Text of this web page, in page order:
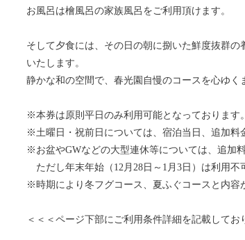
お風呂は檜風呂の家族風呂をご利用頂けます。
そして夕食には、その日の朝に捌いた鮮度抜群
いたします。
静かな和の空間で、春光園自慢のコースを心ゆく
※本券は原則平日のみ利用可能となっております。
※土曜日・祝前日については、宿泊当日、追加料
※お盆やGWなどの大型連休等については、追加
ただし年末年始（12月28日～1月3日）は利用不
※時期により冬フグコース、夏ふぐコースと内容
＜＜＜ページ下部にご利用条件詳細を記載して